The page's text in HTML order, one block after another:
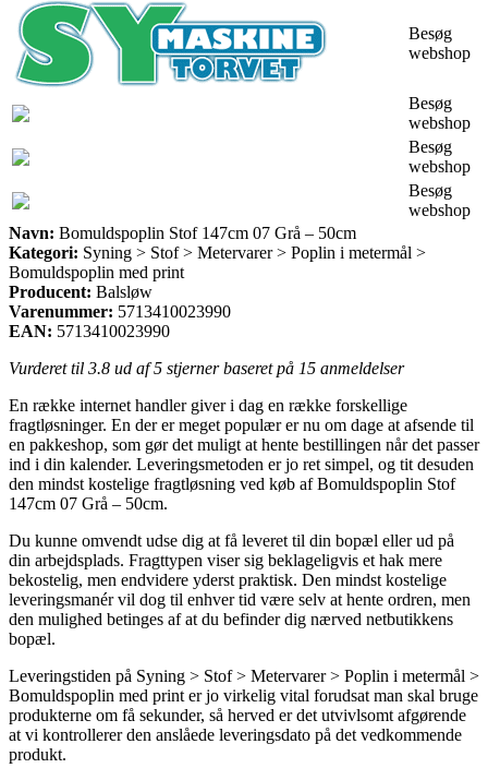
Besøg
webshop
Besøg
webshop
Besøg
webshop
Besøg
webshop
Navn: Bomuldspoplin Stof 147cm 07 Grå – 50cm
Kategori: Syning > Stof > Metervarer > Poplin i metermål >
Bomuldspoplin med print
Producent: Balsløw
Varenummer: 5713410023990
EAN: 5713410023990
Vurderet til 3.8 ud af 5 stjerner baseret på 15 anmeldelser
En række internet handler giver i dag en række forskellige
fragtløsninger. En der er meget populær er nu om dage at afsende til
en pakkeshop, som gør det muligt at hente bestillingen når det passer
ind i din kalender. Leveringsmetoden er jo ret simpel, og tit desuden
den mindst kostelige fragtløsning ved køb af Bomuldspoplin Stof
147cm 07 Grå – 50cm.
Du kunne omvendt udse dig at få leveret til din bopæl eller ud på
din arbejdsplads. Fragttypen viser sig beklageligvis et hak mere
bekostelig, men endvidere yderst praktisk. Den mindst kostelige
leveringsmanér vil dog til enhver tid være selv at hente ordren, men
den mulighed betinges af at du befinder dig nærved netbutikkens
bopæl.
Leveringstiden på Syning > Stof > Metervarer > Poplin i metermål >
Bomuldspoplin med print er jo virkelig vital forudsat man skal bruge
produkterne om få sekunder, så herved er det utvivlsomt afgørende
at vi kontrollerer den anslåede leveringsdato på det vedkommende
produkt.